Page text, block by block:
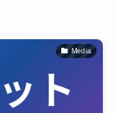
Media